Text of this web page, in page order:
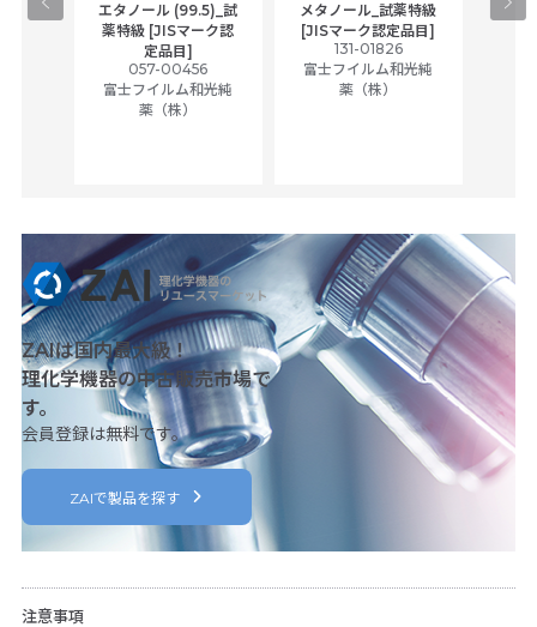
エタノール (99.5)_試
薬特級 [JISマーク認
定品目]
057-00456
富士フイルム和光純
薬（株）
メタノール_試薬特級
[JISマーク認定品目]
131-01826
富士フイルム和光純
薬（株）
ア
ZAIは国内最大級！
理化学機器の中古販売市場で
す。
会員登録は無料です。
ZAIで製品を探す
注意事項